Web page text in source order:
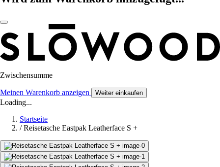
Zwischensumme
Meinen Warenkorb anzeigen Weiter einkaufen
Loading...
Startseite
/ Reisetasche Eastpak Leatherface S +